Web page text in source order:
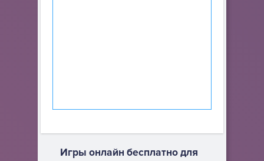
Игры онлайн бесплатно для